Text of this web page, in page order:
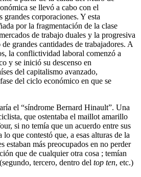
se llevó a cabo con el
corporaciones. Y esta
por la fragmentación de la clase
de trabajo duales y la progresiva
grandes cantidades de trabajadores. A
la conflictividad laboral comenzó a
y se inició su descenso en
del capitalismo avanzado,
del ciclo económico en que se
el “síndrome Bernard Hinault”. Una
que ostentaba el maillot amarillo
si no temía que un acuerdo entre sus
lo que contestó que, a esas alturas de la
estaban más preocupados en no perder
que de cualquier otra cosa ; temían
tercero, dentro del top ten, etc.)